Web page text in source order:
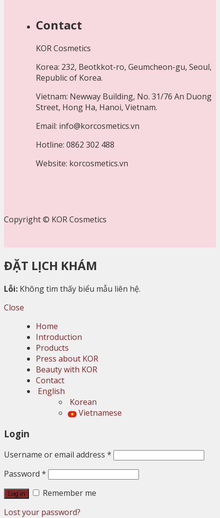
Contact
KOR Cosmetics
Korea: 232, Beotkkot-ro, Geumcheon-gu, Seoul,
Republic of Korea.
Vietnam: Newway Building, No. 31/76 An Duong
Street, Hong Ha, Hanoi, Vietnam.
Email: info@korcosmetics.vn
Hotline: 0862 302 488
Website: korcosmetics.vn
Copyright © KOR Cosmetics
ĐẶT LỊCH KHÁM
Lỗi: Không tìm thấy biểu mẫu liên hệ.
Close
Home
Introduction
Products
Press about KOR
Beauty with KOR
Contact
English
Korean
Vietnamese
Login
Username or email address *
Password *
Log in
Remember me
Lost your password?